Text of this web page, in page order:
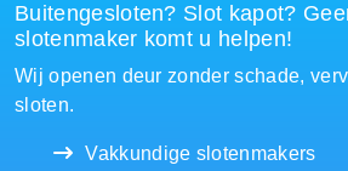
Buitengesloten? Slot kapot?
slotenmaker komt u helpen!
Wij openen deur zonder schade,
sloten.
Vakkundige slotenmakers